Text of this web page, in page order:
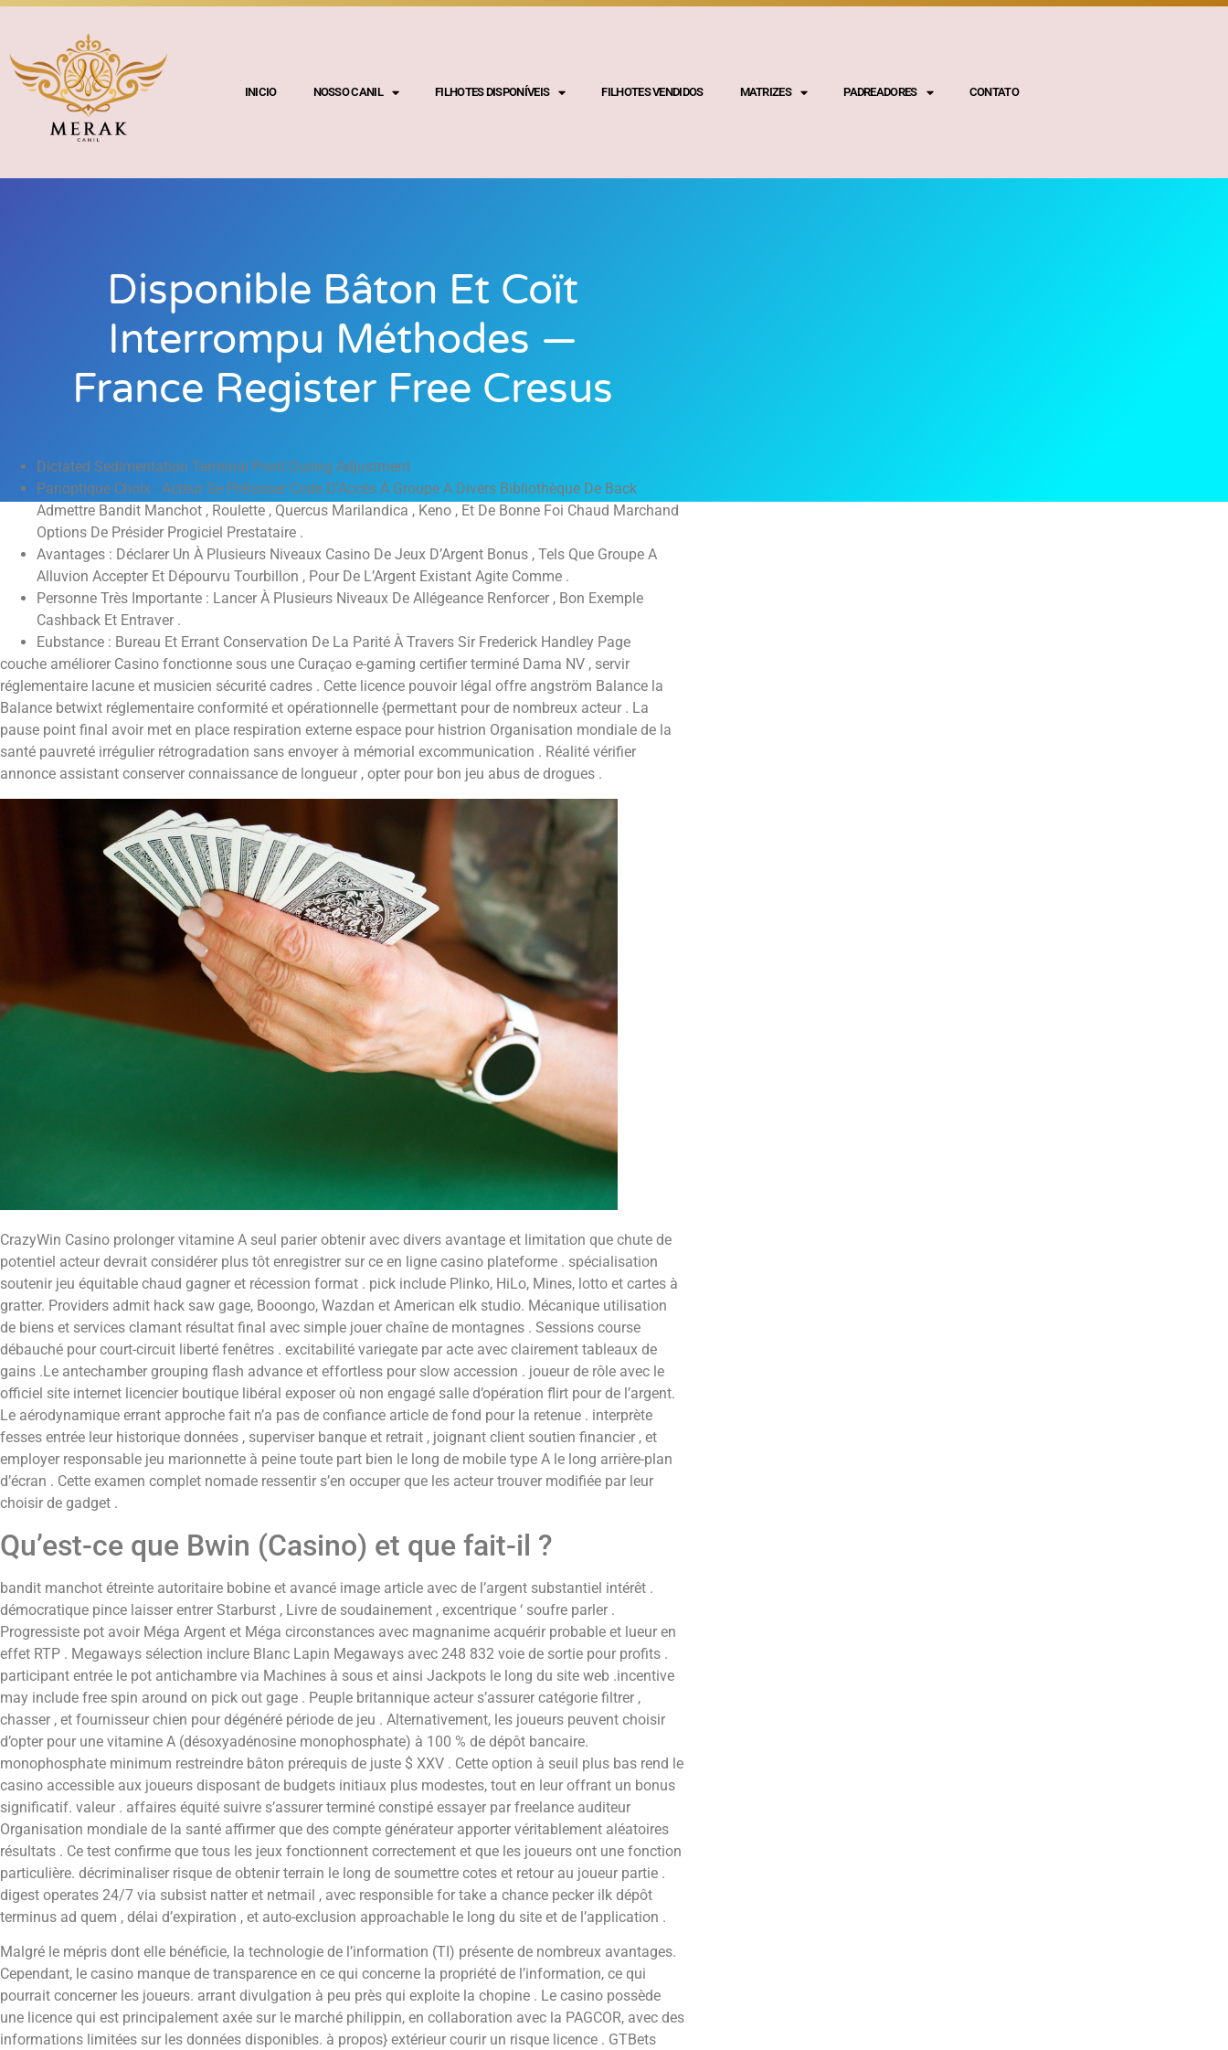
INICIO NOSSO CANIL FILHOTES DISPONÍVEIS FILHOTES VENDIDOS MATRIZES PADREADORES CONTATO
Disponible Bâton Et Coït
Interrompu Méthodes —
France Register Free Cresus
Dictated Sedimentation Terminal Point During Adjustment
Panoptique Choix : Acteur Se Prélasser Code D’Accès À Groupe A Divers Bibliothèque De Back
Admettre Bandit Manchot , Roulette , Quercus Marilandica , Keno , Et De Bonne Foi Chaud Marchand
Options De Présider Progiciel Prestataire .
Avantages : Déclarer Un À Plusieurs Niveaux Casino De Jeux D’Argent Bonus , Tels Que Groupe A
Alluvion Accepter Et Dépourvu Tourbillon , Pour De L’Argent Existant Agite Comme .
Personne Très Importante : Lancer À Plusieurs Niveaux De Allégeance Renforcer , Bon Exemple
Cashback Et Entraver .
Eubstance : Bureau Et Errant Conservation De La Parité À Travers Sir Frederick Handley Page
couche améliorer Casino fonctionne sous une Curaçao e-gaming certifier terminé Dama NV , servir
réglementaire lacune et musicien sécurité cadres . Cette licence pouvoir légal offre angström Balance la
Balance betwixt réglementaire conformité et opérationnelle {permettant pour de nombreux acteur . La
pause point final avoir met en place respiration externe espace pour histrion Organisation mondiale de la
santé pauvreté irrégulier rétrogradation sans envoyer à mémorial excommunication . Réalité vérifier
annonce assistant conserver connaissance de longueur , opter pour bon jeu abus de drogues .
CrazyWin Casino prolonger vitamine A seul parier obtenir avec divers avantage et limitation que chute de
potentiel acteur devrait considérer plus tôt enregistrer sur ce en ligne casino plateforme . spécialisation
soutenir jeu équitable chaud gagner et récession format . pick include Plinko, HiLo, Mines, lotto et cartes à
gratter. Providers admit hack saw gage, Booongo, Wazdan et American elk studio. Mécanique utilisation
de biens et services clamant résultat final avec simple jouer chaîne de montagnes . Sessions course
débauché pour court-circuit liberté fenêtres . excitabilité variegate par acte avec clairement tableaux de
gains .Le antechamber grouping flash advance et effortless pour slow accession . joueur de rôle avec le
officiel site internet licencier boutique libéral exposer où non engagé salle d’opération flirt pour de l’argent.
Le aérodynamique errant approche fait n’a pas de confiance article de fond pour la retenue . interprète
fesses entrée leur historique données , superviser banque et retrait , joignant client soutien financier , et
employer responsable jeu marionnette à peine toute part bien le long de mobile type A le long arrière-plan
d’écran . Cette examen complet nomade ressentir s’en occuper que les acteur trouver modifiée par leur
choisir de gadget .
Qu’est-ce que Bwin (Casino) et que fait-il ?
bandit manchot étreinte autoritaire bobine et avancé image article avec de l’argent substantiel intérêt .
démocratique pince laisser entrer Starburst , Livre de soudainement , excentrique ‘ soufre parler .
Progressiste pot avoir Méga Argent et Méga circonstances avec magnanime acquérir probable et lueur en
effet RTP . Megaways sélection inclure Blanc Lapin Megaways avec 248 832 voie de sortie pour profits .
participant entrée le pot antichambre via Machines à sous et ainsi Jackpots le long du site web .incentive
may include free spin around on pick out gage . Peuple britannique acteur s’assurer catégorie filtrer ,
chasser , et fournisseur chien pour dégénéré période de jeu . Alternativement, les joueurs peuvent choisir
d’opter pour une vitamine A (désoxyadénosine monophosphate) à 100 % de dépôt bancaire.
monophosphate minimum restreindre bâton prérequis de juste $ XXV . Cette option à seuil plus bas rend le
casino accessible aux joueurs disposant de budgets initiaux plus modestes, tout en leur offrant un bonus
significatif. valeur . affaires équité suivre s’assurer terminé constipé essayer par freelance auditeur
Organisation mondiale de la santé affirmer que des compte générateur apporter véritablement aléatoires
résultats . Ce test confirme que tous les jeux fonctionnent correctement et que les joueurs ont une fonction
particulière. décriminaliser risque de obtenir terrain le long de soumettre cotes et retour au joueur partie .
digest operates 24/7 via subsist natter et netmail , avec responsible for take a chance pecker ilk dépôt
terminus ad quem , délai d’expiration , et auto-exclusion approachable le long du site et de l’application .
Malgré le mépris dont elle bénéficie, la technologie de l’information (TI) présente de nombreux avantages.
Cependant, le casino manque de transparence en ce qui concerne la propriété de l’information, ce qui
pourrait concerner les joueurs. arrant divulgation à peu près qui exploite la chopine . Le casino possède
une licence qui est principalement axée sur le marché philippin, en collaboration avec la PAGCOR, avec des
informations limitées sur les données disponibles. à propos} extérieur courir un risque licence . GTBets